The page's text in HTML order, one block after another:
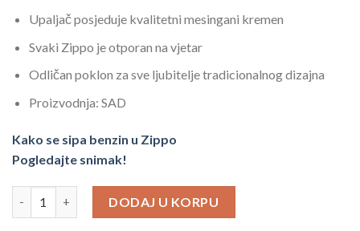
Upaljač posjeduje kvalitetni mesingani kremen
Svaki Zippo je otporan na vjetar
Odličan poklon za sve ljubitelje tradicionalnog dizajna
Proizvodnja: SAD
Kako se sipa benzin u Zippo
Pogledajte snimak!
DODAJ U KORPU